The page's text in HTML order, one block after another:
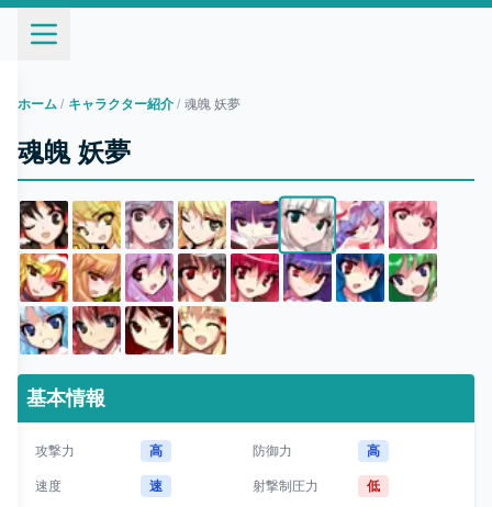
ホーム / キャラクター紹介 / 魂魄 妖夢
魂魄 妖夢
基本情報
攻撃力 高 防御力 高
速度 速 射撃制圧力 低